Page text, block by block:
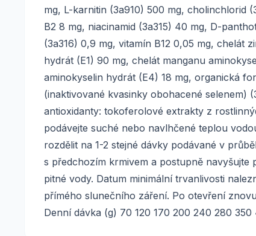
mg, L-karnitin (3a910) 500 mg, cholinchlorid
B2 8 mg, niacinamid (3a315) 40 mg, D-
(3a316) 0,9 mg, vitamín B12 0,05 mg, chelát
hydrát (E1) 90 mg, chelát manganu
aminokyselin hydrát (E4) 18 mg, organická
(inaktivované kvasinky obohacené selenem)
antioxidanty: tokoferolové extrakty z
podávejte suché nebo navlhčené teplou
rozdělit na 1-2 stejné dávky podávané v
s předchozím krmivem a postupně navyšujte
pitné vody. Datum minimální trvanlivosti
přímého slunečního záření. Po otevření
Denní dávka (g) 70 120 170 200 240 280